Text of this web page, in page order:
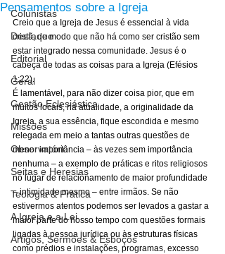
Colunistas
Destaque
Editorial
Geral
Gestão Eclesiástica
Missões
Observatório
Seitas e Heresias
Teologia & Prática
A Igreja e a Lei
Artigos, Sermões & Esboços
Pensamentos sobre a Igreja
Creio que a Igreja de Jesus é essencial à vida
cristã, de modo que não há como ser cristão sem
estar integrado nessa comunidade. Jesus é o
cabeça de todas as coisas para a Igreja (Efésios
1:22).
É lamentável, para não dizer coisa pior, que em
muitos locais, na atualidade, a originalidade da
Igreja, a sua essência, fique escondida e mesmo
relegada em meio a tantas outras questões de
menor importância – às vezes sem importância
nenhuma – a exemplo de práticas e ritos religiosos
no lugar de relacionamento de maior profundidade
– intimidade mesmo – entre irmãos. Se não
estivermos atentos podemos ser levados a gastar a
maior parte do nosso tempo com questões formais
ligadas à pessoa jurídica ou às estruturas físicas
como prédios e instalações, programas, excesso